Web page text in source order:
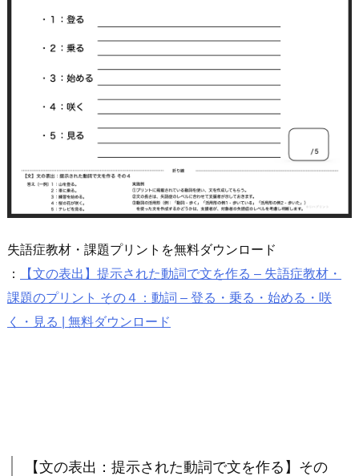
失語症教材・課題プリントを無料ダウンロード
：
【文の表出】提示された動詞で文を作る – 失語症教材・
課題のプリント その４：動詞 – 登る・乗る・始める・咲
く・見る | 無料ダウンロード
【文の表出：提示された動詞で文を作る】その